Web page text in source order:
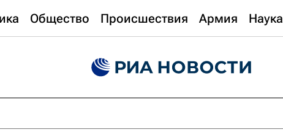
Общество Происшествия Армия Наука